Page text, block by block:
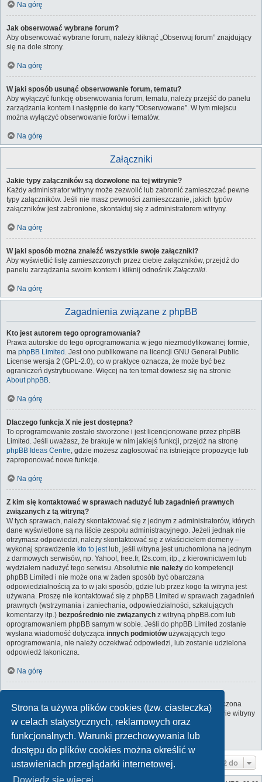
Strona ta używa plików cookies (tzw. ciasteczka)
w celach statystycznych, reklamowych oraz
funkcjonalnych. Warunki przechowywania lub
dostępu do plików cookies można określić w
ustawieniach przeglądarki internetowej.
Na górę
Jak obserwować wybrane forum?
Aby obserwować wybrane forum, należy kliknąć „Obserwuj forum” znajdujący
się na dole strony.
Na górę
W jaki sposób usunąć obserwowanie forum, tematu?
Aby wyłączyć funkcję obserwowania forum, tematu, należy przejść do panelu
zarządzania kontem i następnie do karty “Obserwowane”. W tym miejscu
można wyłączyć obserwowanie forów i tematów.
Na górę
Załączniki
Jakie typy załączników są dozwolone na tej witrynie?
Każdy administrator witryny może zezwolić lub zabronić zamieszczać pewne
typy załączników. Jeśli nie masz pewności zamieszczanie, jakich typów
załączników jest zabronione, skontaktuj się z administratorem witryny.
Na górę
W jaki sposób można znaleźć wszystkie swoje załączniki?
Aby wyświetlić listę zamieszczonych przez ciebie załączników, przejdź do
panelu zarządzania swoim kontem i kliknij odnośnikZałączniki.
Na górę
Zagadnienia związane z phpBB
Kto jest autorem tego oprogramowania?
Prawa autorskie do tego oprogramowania w jego niezmodyfikowanej formie,
ma phpBB Limited . Jest ono publikowane na licencji GNU General Public
License wersja 2 (GPL-2.0), co w praktyce oznacza, że może być bez
ograniczeń dystrybuowane. Więcej na ten temat dowiesz się na stronie
About phpBB.
Na górę
Dlaczego funkcja X nie jest dostępna?
To oprogramowanie zostało stworzone i jest licencjonowane przez phpBB
Limited. Jeśli uważasz, że brakuje w nim jakiejś funkcji, przejdź na stronę
phpBB Ideas Centre, gdzie możesz zagłosować na istniejące propozycje lub
zaproponować nowe funkcje.
Na górę
Z kim się kontaktować w sprawach nadużyć lub zagadnień prawnych
związanych z tą witryną?
W tych sprawach, należy skontaktować się z jednym z administratorów, których
dane wyświetlone są na liście zespołu administracyjnego. Jeżeli jednak nie
otrzymasz odpowiedzi, należy skontaktować się z właścicielem domeny –
wykonaj sprawdzenie kto to jestlub, jeśli witryna jest uruchomiona na jednym
z darmowych serwisów, np. Yahoo!, free.fr, f2s.com, itp., z kierownictwem lub
wydziałem nadużyć tego serwisu. Absolutnie nie należy do kompetencji
phpBB Limited i nie może ona w żaden sposób być obarczana
odpowiedzialnością za to w jaki sposób, gdzie lub przez kogo ta witryna jest
używana. Proszę nie kontaktować się z phpBB Limited w sprawach zagadnień
prawnych (wstrzymania i zaniechania, odpowiedzialności, szkalujących
komentarzy itp.) bezpośrednio nie związanych z witryną phpBB.com lub
oprogramowaniem phpBB samym w sobie. Jeśli do phpBB Limited zostanie
wysłana wiadomość dotycząca innych podmiotówużywających tego
oprogramowania, nie należy oczekiwać odpowiedzi, lub zostanie udzielona
odpowiedź lakoniczna.
Na górę
Wszyscy użytkownicy witryny mogą używać – jeśli funkcja ta jest włączona
przez administratora witryny – formularza „Kontakt z nami”. Członkowie witryny
mogą także używać odnośnika „Zespół administracyjny”.
Na górę
Przejdź do